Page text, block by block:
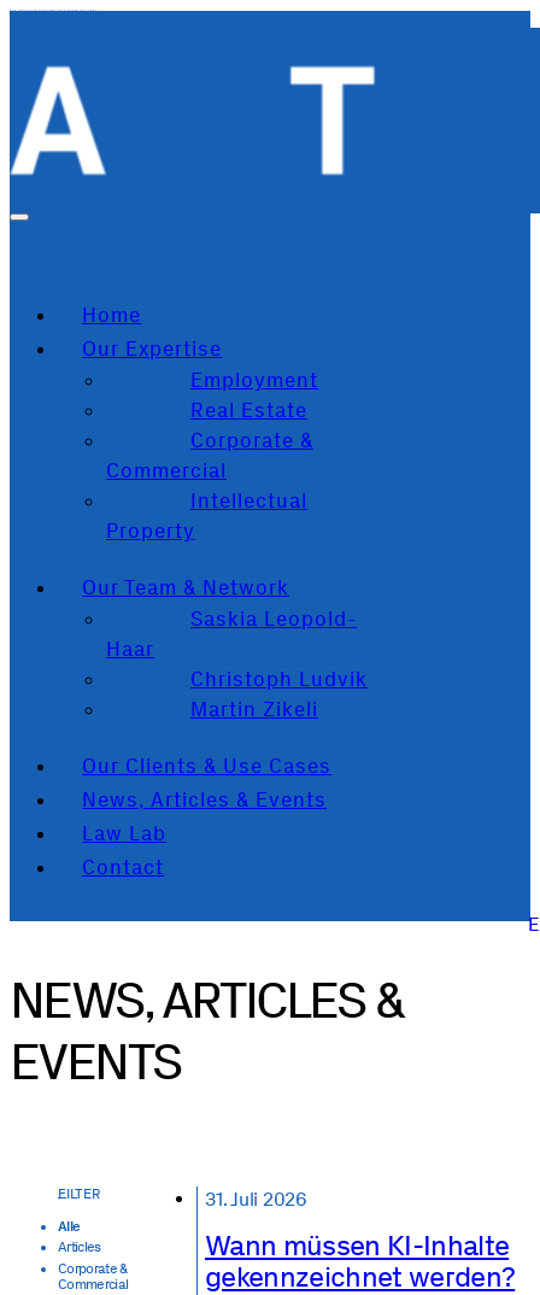
Home
Our Expertise
Employment
Real Estate
Corporate &
Commercial
Intellectual
Property
Our Team & Network
Saskia Leopold-
Haar
Christoph Ludvik
Martin Zikeli
Our Clients & Use Cases
News, Articles & Events
Law Lab
Contact
NEWS, ARTICLES &
EVENTS
Alle
Articles
Corporate &
Commercial
31. Juli 2026
Wann müssen KI-Inhalte
gekennzeichnet werden?